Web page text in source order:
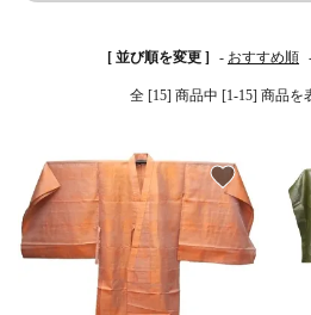
喚鐘・梵鐘・銅像
お手入れ用品
[ 並び順を変更 ] - おすすめ順
全 [15] 商品中 [1-15] 商品を
favorite